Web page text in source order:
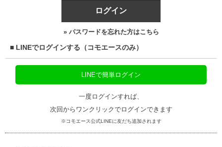
ログイン
» パスワードを忘れた方はこちら
■ LINEでログインする（コモエースのみ）
LINEで簡単ログイン
一度ログインすれば、
次回からワンクリックでログインできます
※コモエース公式LINEに友だち追加されます